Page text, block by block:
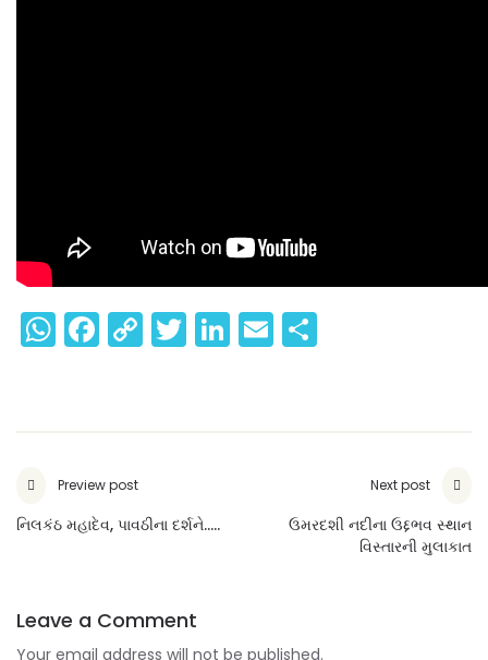
WhatsApp
Facebook
Copy
Link
Twitter
LinkedIn
Email
Preview post
નિલકંઠ મહાદેવ, પાવઠીના દર્શને.....
Next post
ઉમરદશી નદીના ઉદ્દભવ સ્થાન
વિસ્તારની મુલાકાત
Leave a Comment
Your email address will not be published.